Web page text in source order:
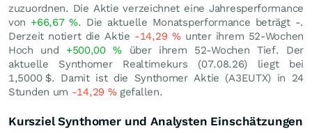
zuzuordnen. Die Aktie verzeichnet eine Jahresperformance
von +66,67%. Die aktuelle Monatsperformance beträgt -.
Derzeit notiert die Aktie -14,29 %unter ihrem 52-Wochen
Hoch und +500,00% über ihrem 52-Wochen Tief. Der
aktuelle Synthomer Realtimekurs (07.08.26) liegt bei
1,5000 $. Damit ist die Synthomer Aktie (A3EUTX) in 24
Stunden um -14,29 %gefallen.
Kursziel Synthomer und Analysten Einschätzungen